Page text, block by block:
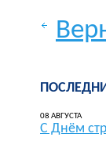
08 АВГУСТА
С Днём